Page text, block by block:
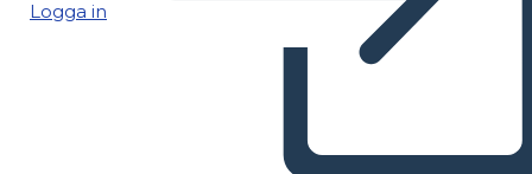
Logga in